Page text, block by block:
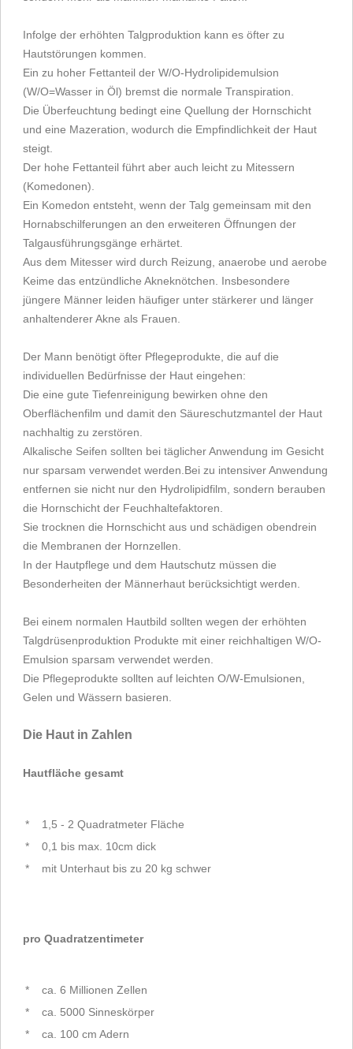
Infolge der erhöhten Talgproduktion kann es öfter zu
Hautstörungen kommen.
Ein zu hoher Fettanteil der W/O-Hydrolipidemulsion
(W/O=Wasser in Öl) bremst die normale Transpiration.
Die Überfeuchtung bedingt eine Quellung der Hornschicht
und eine Mazeration, wodurch die Empfindlichkeit der Haut
steigt.
Der hohe Fettanteil führt aber auch leicht zu Mitessern
(Komedonen).
Ein Komedon entsteht, wenn der Talg gemeinsam mit den
Hornabschilferungen an den erweiteren Öffnungen der
Talgausführungsgänge erhärtet.
Aus dem Mitesser wird durch Reizung, anaerobe und aerobe
Keime das entzündliche Akneknötchen. Insbesondere
jüngere Männer leiden häufiger unter stärkerer und länger
anhaltenderer Akne als Frauen.
Der Mann benötigt öfter Pflegeprodukte, die auf die
individuellen Bedürfnisse der Haut eingehen:
Die eine gute Tiefenreinigung bewirken ohne den
Oberflächenfilm und damit den Säureschutzmantel der Haut
nachhaltig zu zerstören.
Alkalische Seifen sollten bei täglicher Anwendung im Gesicht
nur sparsam verwendet werden.Bei zu intensiver Anwendung
entfernen sie nicht nur den Hydrolipidfilm, sondern berauben
die Hornschicht der Feuchhaltefaktoren.
Sie trocknen die Hornschicht aus und schädigen obendrein
die Membranen der Hornzellen.
In der Hautpflege und dem Hautschutz müssen die
Besonderheiten der Männerhaut berücksichtigt werden.
Bei einem normalen Hautbild sollten wegen der erhöhten
Talgdrüsenproduktion Produkte mit einer reichhaltigen W/O-
Emulsion sparsam verwendet werden.
Die Pflegeprodukte sollten auf leichten O/W-Emulsionen,
Gelen und Wässern basieren.
Die Haut in Zahlen
Hautfläche gesamt
*
1,5 - 2 Quadratmeter Fläche
*
0,1 bis max. 10cm dick
*
mit Unterhaut bis zu 20 kg schwer
pro Quadratzentimeter
*
ca. 6 Millionen Zellen
*
ca. 5000 Sinneskörper
*
ca. 100 cm Adern